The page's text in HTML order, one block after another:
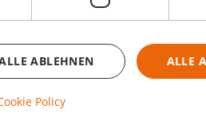
ALLE
ABLEHNEN
Policy